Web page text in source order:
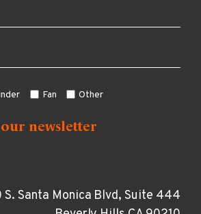
Fan Other
Santa Monica Blvd, Suite 444